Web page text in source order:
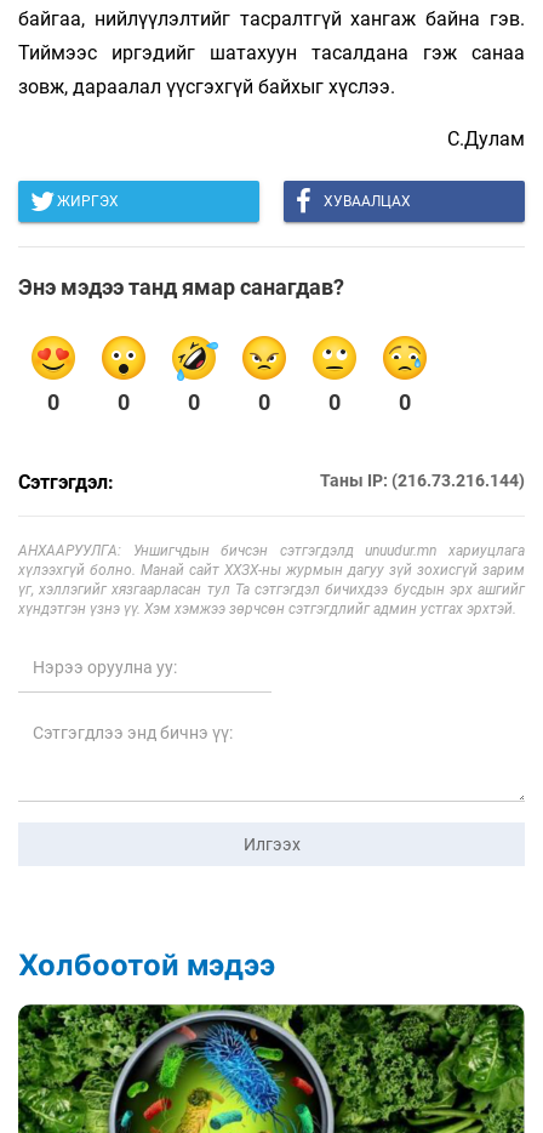
байгаа, нийлүүлэлтийг тасралтгүй хангаж байна гэв.
Тиймээс иргэдийг шатахуун тасалдана гэж санаа
зовж, дараалал үүсгэхгүй байхыг хүслээ.
С.Дулам
ЖИРГЭХ ХУВААЛЦАХ
Энэ мэдээ танд ямар санагдав?
0 0 0 0 0 0
Сэтгэгдэл: Таны IP: (216.73.216.144)
АНХААРУУЛГА: Уншигчдын бичсэн сэтгэгдэлд unuudur.mn хариуцлага
хүлээхгүй болно. Манай сайт ХХЗХ-ны журмын дагуу зүй зохисгүй зарим
үг, хэллэгийг хязгаарласан тул Та сэтгэгдэл бичихдээ бусдын эрх ашгийг
хүндэтгэн үзнэ үү. Хэм хэмжээ зөрчсөн сэтгэгдлийг админ устгах эрхтэй.
Илгээх
Холбоотой мэдээ